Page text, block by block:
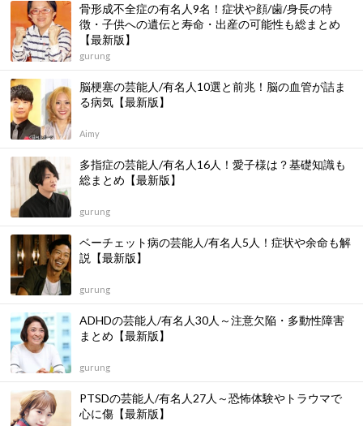
骨形成不全症の有名人9名！症状や顔/歯/身長の特
徴・子供への遺伝と寿命・出産の可能性も総まとめ
【最新版】
gurung
脳梗塞の芸能人/有名人10選と前兆！脳の血管が詰ま
る病気【最新版】
Aimy
多指症の芸能人/有名人16人！愛子様は？基礎知識も
総まとめ【最新版】
gurung
ベーチェット病の芸能人/有名人5人！症状や余命も解
説【最新版】
gurung
ADHDの芸能人/有名人30人～注意欠陥・多動性障害
まとめ【最新版】
gurung
PTSDの芸能人/有名人27人～恐怖体験やトラウマで
心に傷【最新版】